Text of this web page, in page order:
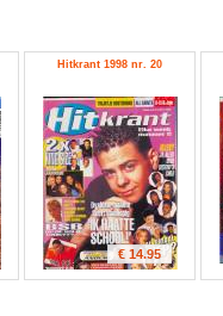
Hitkrant 1998 nr. 20
€ 14.95